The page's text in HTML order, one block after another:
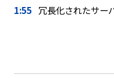
1:55 冗長化されたサー